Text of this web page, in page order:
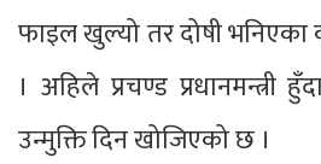
फाइल खुल्यो तर दोषी भनिएका
। अहिले प्रचण्ड प्रधानमन्त्री
उन्मुक्ति दिन खोजिएको छ ।